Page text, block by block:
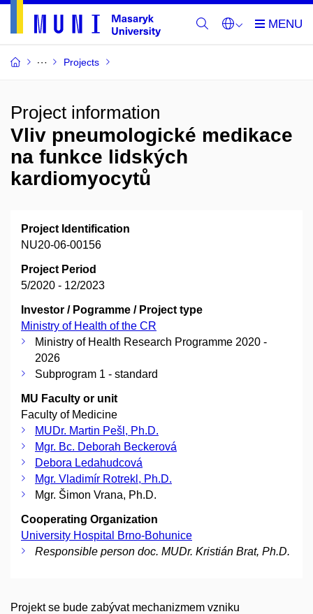
Projects
Project information
Vliv pneumologické medikace
na funkce lidských
kardiomyocytů
Project Identification
NU20-06-00156
Project Period
5/2020 - 12/2023
Investor / Pogramme / Project type
Ministry of Health of the CR
Ministry of Health Research Programme 2020 -
2026
Subprogram 1 - standard
MU Faculty or unit
Faculty of Medicine
MUDr. Martin Pešl, Ph.D.
Mgr. Bc. Deborah Beckerová
Debora Ledahudcová
Mgr. Vladimír Rotrekl, Ph.D.
Mgr. Šimon Vrana, Ph.D.
Cooperating Organization
University Hospital Brno-Bohunice
Responsible person doc. MUDr. Kristián Brat, Ph.D.
Projekt se bude zabývat mechanizmem vzniku